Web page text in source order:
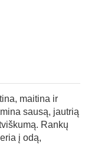
maitina ir
sausą, jautrią
Rankų
į odą,